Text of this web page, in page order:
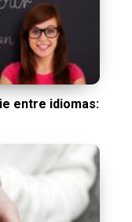
entre idiomas: